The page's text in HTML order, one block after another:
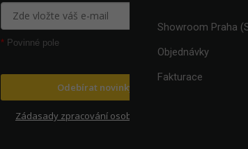
* Povinné pole
Odebírat novinky
Zádasady zpracování osobních údajů
Showroom Praha
Objednávky
Fakturace